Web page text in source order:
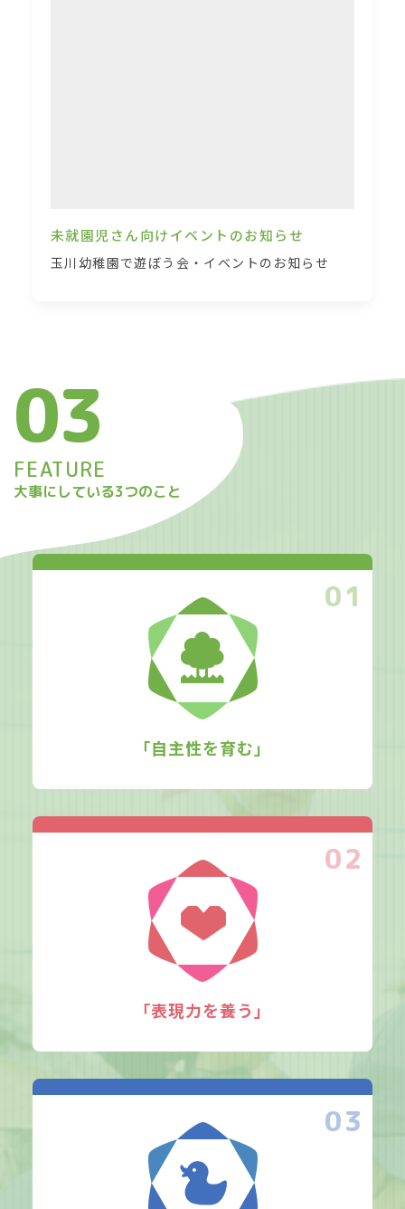
未就園児さん向けイベントのお知らせ
玉川幼稚園で遊ぼう会・イベントのお知らせ
03
FEATURE
大事にしている3つのこと
01
｢自主性を育む｣
02
｢表現力を養う｣
03